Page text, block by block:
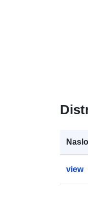
view